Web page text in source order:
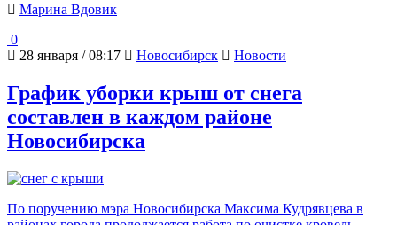
Марина Вдовик
0
28 января / 08:17
Новосибирск Новости
График уборки крыш от снега
составлен в каждом районе
Новосибирска
По поручению мэра Новосибирска Максима Кудрявцева в